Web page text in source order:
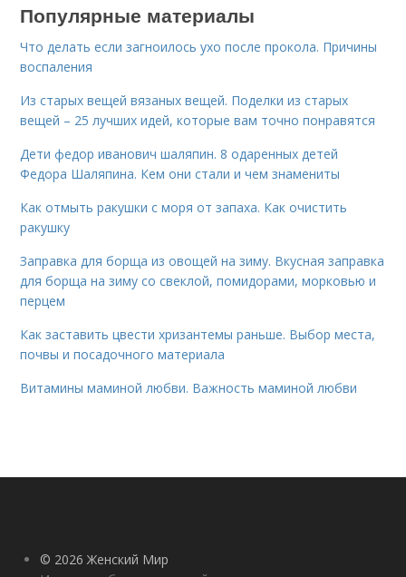
Популярные материалы
Что делать если загноилось ухо после прокола. Причины
воспаления
Из старых вещей вязаных вещей. Поделки из старых
вещей – 25 лучших идей, которые вам точно понравятся
Дети федор иванович шаляпин. 8 одаренных детей
Федора Шаляпина. Кем они стали и чем знамениты
Как отмыть ракушки с моря от запаха. Как очистить
ракушку
Заправка для борща из овощей на зиму. Вкусная заправка
для борща на зиму со свеклой, помидорами, морковью и
перцем
Как заставить цвести хризантемы раньше. Выбор места,
почвы и посадочного материала
Витамины маминой любви. Важность маминой любви
© 2026 Женский Мир